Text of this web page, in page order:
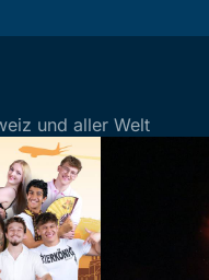
und aller Welt